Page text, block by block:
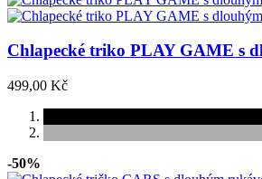
Chlapecké triko PLAY GAME s
499,00 Kč
-50%